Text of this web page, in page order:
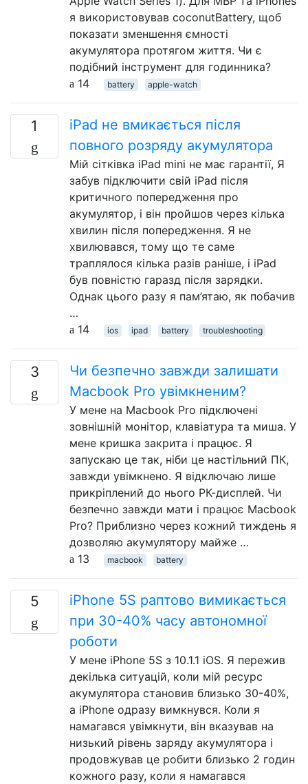
я використовував coconutBattery, щоб
показати зменшення ємності
акумулятора протягом життя. Чи є
подібний інструмент для годинника?
14
battery apple-watch
1
iPad не вмикається після
повного розряду акумулятора
Мій сітківка iPad mini не має гарантії, Я
забув підключити свій iPad після
критичного попередження про
акумулятор, і він пройшов через кілька
хвилин після попередження. Я не
хвилювався, тому що те саме
траплялося кілька разів раніше, і iPad
був повністю гаразд після зарядки.
Однак цього разу я пам’ятаю, як побачив
…
14
ios ipad battery troubleshooting
3
Чи безпечно завжди залишати
Macbook Pro увімкненим?
У мене на Macbook Pro підключені
зовнішній монітор, клавіатура та миша. У
мене кришка закрита і працює. Я
запускаю це так, ніби це настільний ПК,
завжди увімкнено. Я відключаю лише
прикріплений до нього РК-дисплей. Чи
безпечно завжди мати і працює Macbook
Pro? Приблизно через кожний тиждень я
дозволяю акумулятору майже …
13
macbook battery
5
iPhone 5S раптово вимикається
при 30-40% часу автономної
роботи
У мене iPhone 5S з 10.1.1 iOS. Я пережив
декілька ситуацій, коли мій ресурс
акумулятора становив близько 30-40%,
а iPhone одразу вимкнувся. Коли я
намагався увімкнути, він вказував на
низький рівень заряду акумулятора і
продовжував це робити близько 2 годин
кожного разу, коли я намагався